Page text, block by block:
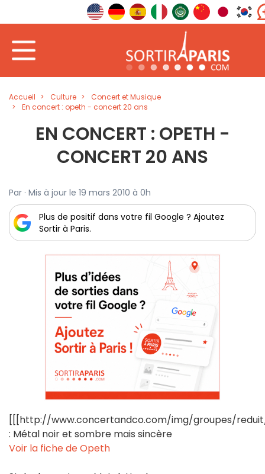
Accueil Culture
Concert et Musique
En concert : opeth - concert 20 ans
EN CONCERT : OPETH -
CONCERT 20 ANS
Par · Mis à jour le 19 mars 2010 à 0h
Plus de positif dans votre fil Google ? Ajoutez
Sortir à Paris.
[[[http://www.concertandco.com/img/groupes/
: Métal noir et sombre mais sincère
Voir la fiche de Opeth